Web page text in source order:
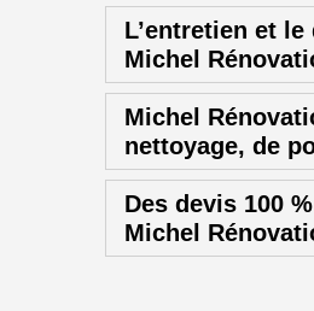
L’entretien et
Michel
Michel
nettoyage, de
Des devis 100
Michel